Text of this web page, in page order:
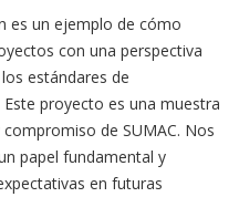
es un ejemplo de cómo
con una perspectiva
estándares de
proyecto es una muestra
de SUMAC. Nos
papel fundamental y
en futuras